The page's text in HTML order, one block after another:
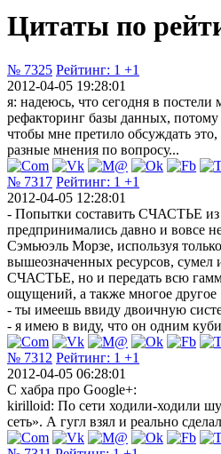
Цитаты по
№ 7325 Рейтинг: 1 +1
2012-04-05 19:28:01
я: надеюсь, что сегодня в
рефакторинг базы данных, потому
чтобы мне претило обсуждать
разные мнения по вопросу...
№ 7317 Рейтинг: 1 +1
2012-04-05 12:28:01
- Попытки составить СЧАСТЬЕ
предпринимались давно и вовсе
Сэмьюэль Морзе, используя
вышеозначенных ресурсов, сумел
СЧАСТЬЕ, но и передать всю
ощущений, а также многое другое
- ты имеешь ввиду двоичную
- я имею в виду, что он одним
№ 7312 Рейтинг: 1 +1
2012-04-05 06:28:01
C хабра про Google+:
kirilloid: По сети ходили-ходили
сеть». А гугл взял и реально